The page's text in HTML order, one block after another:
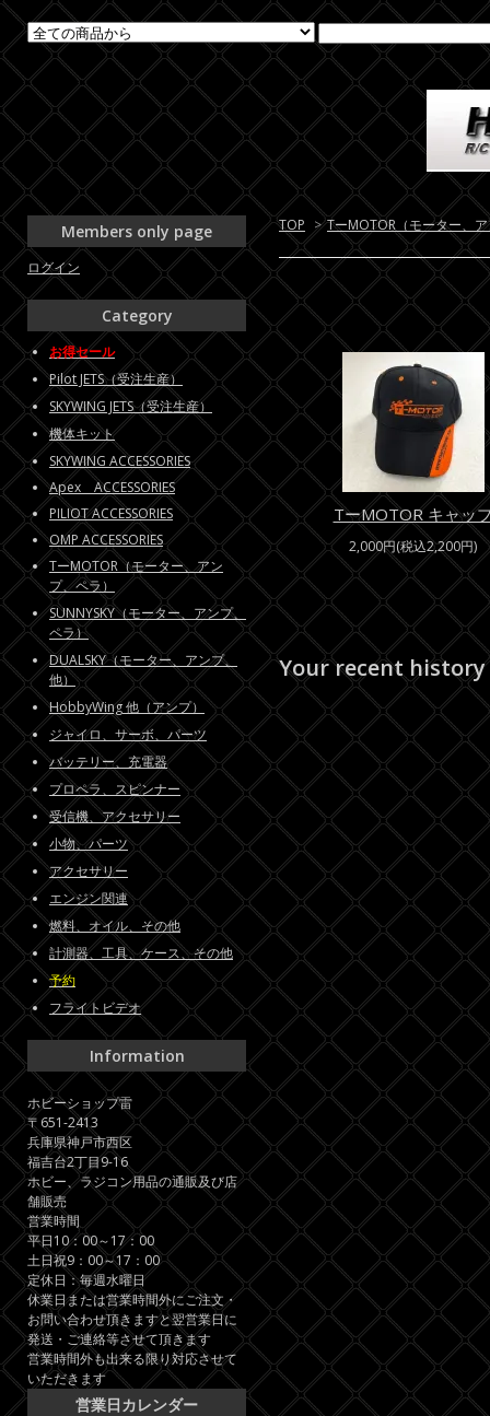
TOP > TーMOTOR（モーター、
TーMOTOR キャッ
2,000円(税込2,200円)
Your recent history
Members only page
ログイン
Category
お得セール
Pilot JETS（受注生産）
SKYWING JETS（受注生産）
機体キット
SKYWING ACCESSORIES
Apex ACCESSORIES
PILIOT ACCESSORIES
OMP ACCESSORIES
TーMOTOR（モーター、アン
プ、ペラ）
SUNNYSKY（モーター、アンプ、
ペラ）
DUALSKY（モーター、アンプ、
他）
HobbyWing 他（アンプ）
ジャイロ、サーボ、パーツ
バッテリー、充電器
プロペラ、スピンナー
受信機、アクセサリー
小物、パーツ
アクセサリー
エンジン関連
燃料、オイル、その他
計測器、工具、ケース、その他
予約
フライトビデオ
Information
ホビーショップ雷
〒651-2413
兵庫県神戸市西区
福吉台2丁目9-16
ホビー、ラジコン用品の通販及び店
舗販売
営業時間
平日10：00～17：00
土日祝9：00～17：00
定休日：毎週水曜日
休業日または営業時間外にご注文・
お問い合わせ頂きますと翌営業日に
発送・ご連絡等させて頂きます
営業時間外も出来る限り対応させて
いただきます
営業日カレンダー